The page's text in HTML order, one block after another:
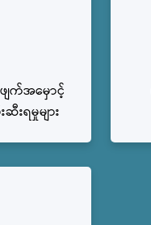
ဖျက်အမှောင့်
ရမှုများ